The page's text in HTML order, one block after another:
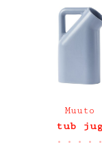
Muuto
tub
• • • • •